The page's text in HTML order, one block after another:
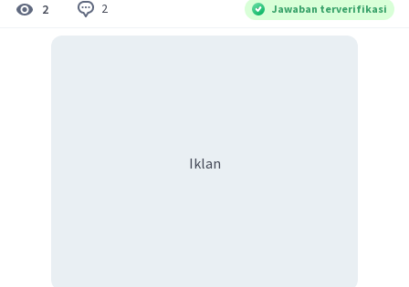
2 2 Jawaban terverifikasi
Iklan